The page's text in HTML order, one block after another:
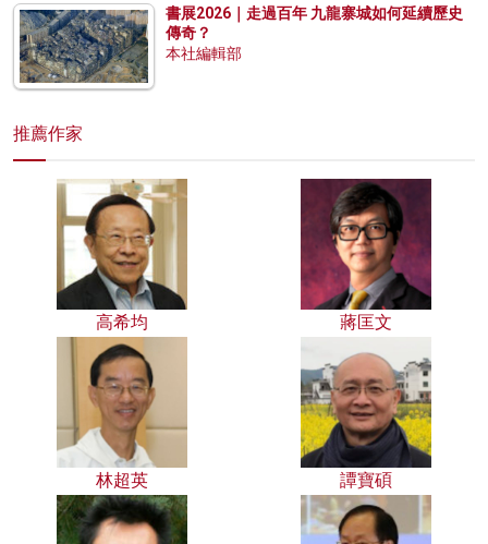
書展2026｜走過百年 九龍寨城如何延續歷史
傳奇？
本社編輯部
推薦作家
高希均 蔣匡文
林超英 譚寶碩